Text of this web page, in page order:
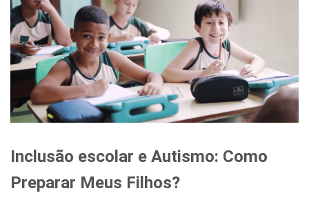
Inclusão escolar e Autismo: Como
Preparar Meus Filhos?